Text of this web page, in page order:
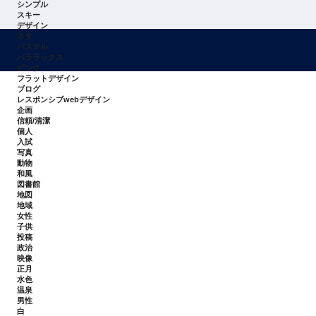
シンプル
スキー
デザイン
ネタ
パステル
パララックス
ピンク
フラットデザイン
ブログ
レスポンシブwebデザイン
企画
信頼/清潔
個人
入試
写真
動物
和風
図書館
地図
地域
女性
子供
投稿
政治
映像
正月
水色
温泉
男性
白